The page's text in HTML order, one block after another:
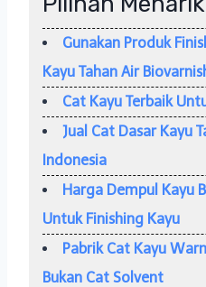
Gunakan Produk
Kayu Tahan Air
Cat Kayu Terbaik
Jual Cat Dasar Kayu
Indonesia
Harga Dempul Kayu
Untuk Finishing Kayu
Pabrik Cat Kayu
Bukan Cat Solvent